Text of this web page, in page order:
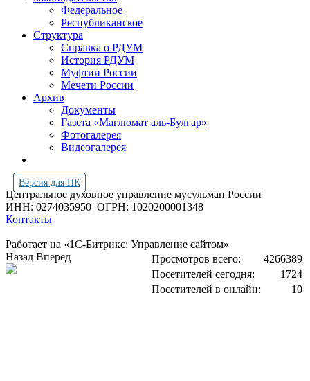
Федеральное
Республиканское
Структура
Справка о РДУМ
История РДУМ
Муфтии России
Мечети России
Архив
Документы
Газета «Маглюмат аль-Булгар»
Фотогалерея
Видеогалерея
Версия для ПК
Центральное духовное управление мусульман России
ИНН: 0274035950 ОГРН: 1020200001348
Контакты
Работает на «1С-Битрикс: Управление сайтом»
Просмотров всего:
4266389
Посетителей сегодня:
1724
Посетителей в онлайн:
10
Назад Вперед